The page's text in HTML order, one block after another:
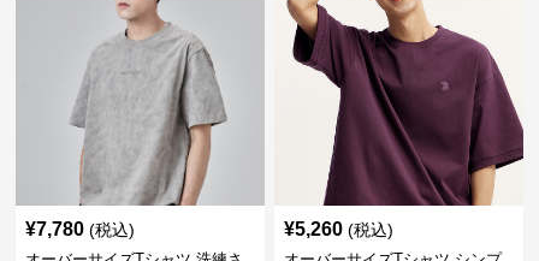
¥7,780 (税込) ¥5,260 (税込)